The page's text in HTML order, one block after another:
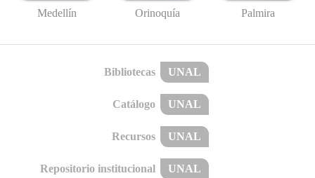
Medellín Orinoquía Palmira
Bibliotecas UNAL
Catálogo UNAL
Recursos UNAL
Repositorio institucional UNAL